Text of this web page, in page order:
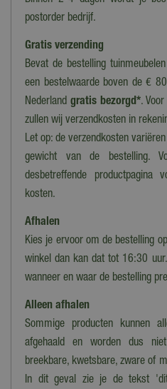
postorder bedrijf.
Gratis verzending
Bevat de bestelling
een bestelwaarde boven de €
Nederland gratis bezorgd*.
zullen wij verzendkosten in
Let op: de verzendkosten
gewicht van de bestelling.
desbetreffende
kosten.
Afhalen
Kies je ervoor om de bestelling
winkel dan kan dat tot 16:30
wanneer en waar de bestelling
Alleen afhalen
Sommige producten kunnen
afgehaald en worden dus
breekbare, kwetsbare, zware of
In dit geval zie je de tekst